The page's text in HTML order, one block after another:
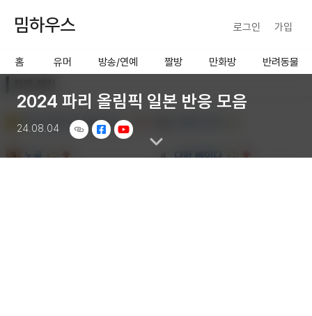
사용할 공유 링크를 선택 해 주
밈하우스 로그인 가입
홈 유머 방송/연예 짤방 만화방 반려동물
2024 파리 올림픽 일본 반응 모음
24.08.04